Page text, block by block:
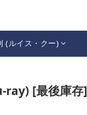
(ルイス・クー)
ray) [最後庫存]